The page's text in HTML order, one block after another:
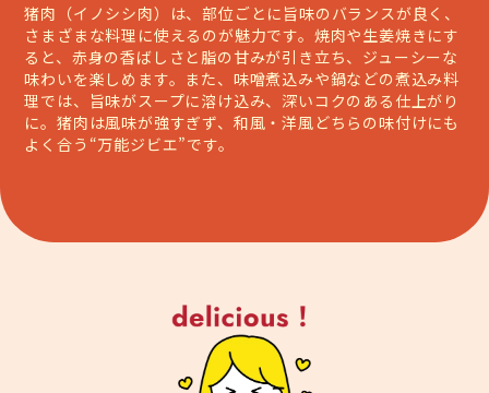
猪肉（イノシシ肉）は、部位ごとに旨味のバランスが良く、
さまざまな料理に使えるのが魅力です。焼肉や生姜焼きにす
ると、赤身の香ばしさと脂の甘みが引き立ち、ジューシーな
味わいを楽しめます。また、味噌煮込みや鍋などの煮込み料
理では、旨味がスープに溶け込み、深いコクのある仕上がり
に。猪肉は風味が強すぎず、和風・洋風どちらの味付けにも
よく合う“万能ジビエ”です。